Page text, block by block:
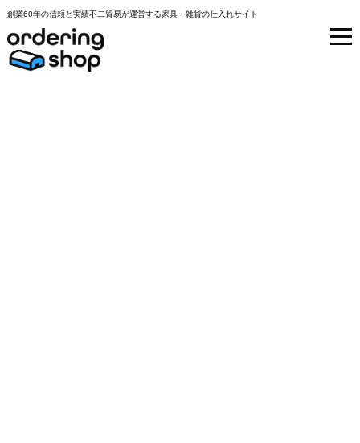
創業60年の信頼と実績不二貿易が運営する家具・雑貨の仕入れサイト